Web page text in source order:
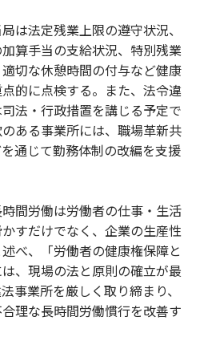
は法定残業上限の遵守状況、
算手当の支給状況、特別残業
切な休憩時間の付与など健康
的に点検する。また、法令違
法・行政措置を講じる予定で
ある事業所には、職場革新共
通じて勤務体制の改編を支援
間労働は労働者の仕事・生活
すだけでなく、企業の生産性
べ、「労働者の健康権保障と
、現場の法と原則の確立が最
事業所を厳しく取り締まり、
理な長時間労働慣行を改善す